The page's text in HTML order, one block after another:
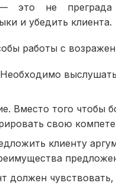
— это не
и убедить клиента.
работы с
выслушать
Вместо того чтобы
свою
клиенту
должен